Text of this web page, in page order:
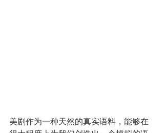
美剧作为一种天然的真实语料，能够在